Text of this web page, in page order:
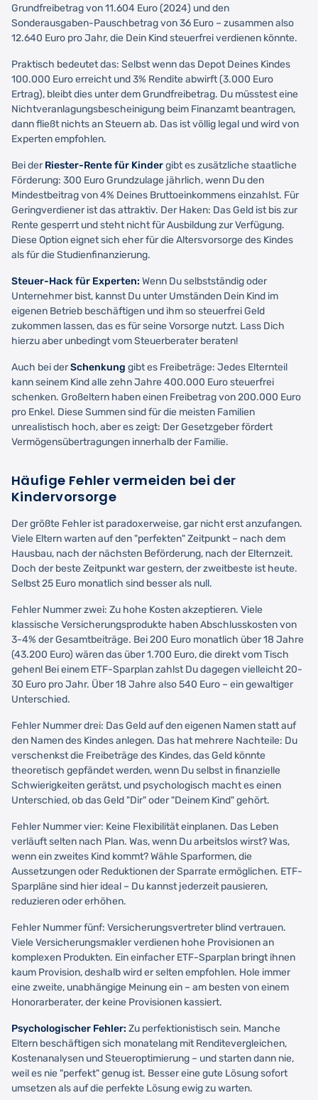
Grundfreibetrag von 11.604 Euro (2024) und den
Sonderausgaben-Pauschbetrag von 36 Euro – zusammen also
12.640 Euro pro Jahr, die Dein Kind steuerfrei verdienen könnte.
Praktisch bedeutet das: Selbst wenn das Depot Deines Kindes
100.000 Euro erreicht und 3% Rendite abwirft (3.000 Euro
Ertrag), bleibt dies unter dem Grundfreibetrag. Du müsstest eine
Nichtveranlagungsbescheinigung beim Finanzamt beantragen,
dann fließt nichts an Steuern ab. Das ist völlig legal und wird von
Experten empfohlen.
Bei derRiester-Rente für Kindergibt es zusätzliche staatliche
Förderung: 300 Euro Grundzulage jährlich, wenn Du den
Mindestbeitrag von 4% Deines Bruttoeinkommens einzahlst. Für
Geringverdiener ist das attraktiv. Der Haken: Das Geld ist bis zur
Rente gesperrt und steht nicht für Ausbildung zur Verfügung.
Diese Option eignet sich eher für die Altersvorsorge des Kindes
als für die Studienfinanzierung.
Steuer-Hack für Experten: Wenn Du selbstständig oder
Unternehmer bist, kannst Du unter Umständen Dein Kind im
eigenen Betrieb beschäftigen und ihm so steuerfrei Geld
zukommen lassen, das es für seine Vorsorge nutzt. Lass Dich
hierzu aber unbedingt vom Steuerberater beraten!
Auch bei derSchenkung gibt es Freibeträge: Jedes Elternteil
kann seinem Kind alle zehn Jahre 400.000 Euro steuerfrei
schenken. Großeltern haben einen Freibetrag von 200.000 Euro
pro Enkel. Diese Summen sind für die meisten Familien
unrealistisch hoch, aber es zeigt: Der Gesetzgeber fördert
Vermögensübertragungen innerhalb der Familie.
Häufige Fehler vermeiden bei der
Kindervorsorge
Der größte Fehler ist paradoxerweise, gar nicht erst anzufangen.
Viele Eltern warten auf den "perfekten" Zeitpunkt – nach dem
Hausbau, nach der nächsten Beförderung, nach der Elternzeit.
Doch der beste Zeitpunkt war gestern, der zweitbeste ist heute.
Selbst 25 Euro monatlich sind besser als null.
Fehler Nummer zwei: Zu hohe Kosten akzeptieren. Viele
klassische Versicherungsprodukte haben Abschlusskosten von
3-4% der Gesamtbeiträge. Bei 200 Euro monatlich über 18 Jahre
(43.200 Euro) wären das über 1.700 Euro, die direkt vom Tisch
gehen! Bei einem ETF-Sparplan zahlst Du dagegen vielleicht 20-
30 Euro pro Jahr. Über 18 Jahre also 540 Euro – ein gewaltiger
Unterschied.
Fehler Nummer drei: Das Geld auf den eigenen Namen statt auf
den Namen des Kindes anlegen. Das hat mehrere Nachteile: Du
verschenkst die Freibeträge des Kindes, das Geld könnte
theoretisch gepfändet werden, wenn Du selbst in finanzielle
Schwierigkeiten gerätst, und psychologisch macht es einen
Unterschied, ob das Geld "Dir" oder "Deinem Kind" gehört.
Fehler Nummer vier: Keine Flexibilität einplanen. Das Leben
verläuft selten nach Plan. Was, wenn Du arbeitslos wirst? Was,
wenn ein zweites Kind kommt? Wähle Sparformen, die
Aussetzungen oder Reduktionen der Sparrate ermöglichen. ETF-
Sparpläne sind hier ideal – Du kannst jederzeit pausieren,
reduzieren oder erhöhen.
Fehler Nummer fünf: Versicherungsvertreter blind vertrauen.
Viele Versicherungsmakler verdienen hohe Provisionen an
komplexen Produkten. Ein einfacher ETF-Sparplan bringt ihnen
kaum Provision, deshalb wird er selten empfohlen. Hole immer
eine zweite, unabhängige Meinung ein – am besten von einem
Honorarberater, der keine Provisionen kassiert.
Psychologischer Fehler: Zu perfektionistisch sein. Manche
Eltern beschäftigen sich monatelang mit Renditevergleichen,
Kostenanalysen und Steueroptimierung – und starten dann nie,
weil es nie "perfekt" genug ist. Besser eine gute Lösung sofort
umsetzen als auf die perfekte Lösung ewig zu warten.